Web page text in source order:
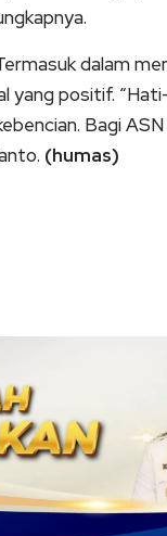
dalam
yang positif.
Bagi
(humas)